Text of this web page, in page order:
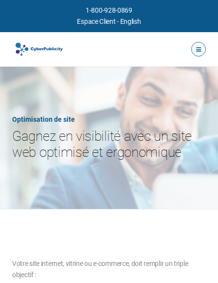
1-800-928-0869
Espace Client- English
Optimisation de site
Gagnez en visibilité avec un site
web optimisé et ergonomique
Votre site internet, vitrine ou e-commerce, doit remplir un triple
objectif :